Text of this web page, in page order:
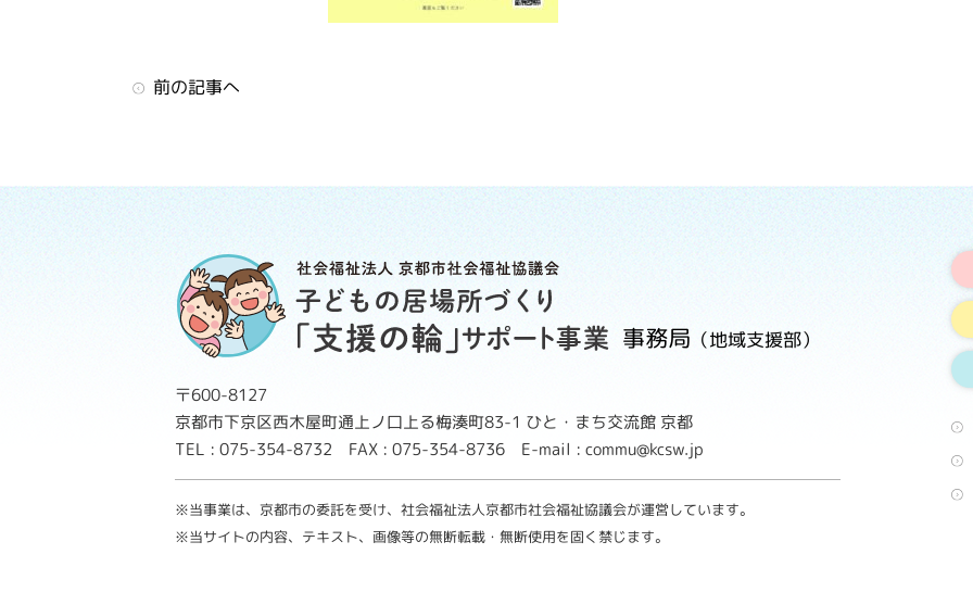
前の記事へ
事務局 （地域支援部）
〒600-8127
京都市下京区西木屋町通上ノ口上る梅湊町83-1 ひと・まち交流館 京都
TEL : 075-354-8732 FAX : 075-354-8736 E-mail : commu@kcsw.jp
※当事業は、京都市の委託を受け、社会福祉法人京都市社会福祉協議会が運営しています。
※当サイトの内容、テキスト、画像等の無断転載・無断使用を固く禁じます。